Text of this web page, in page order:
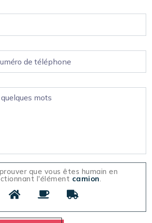
que vous êtes humain en
l'élément camion.